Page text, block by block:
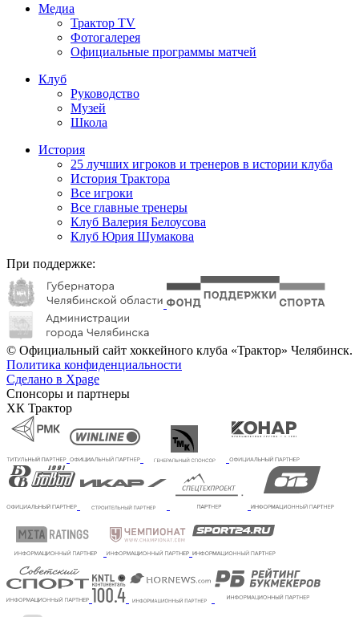
Медиа
Трактор TV
Фотогалерея
Официальные программы матчей
Клуб
Руководство
Музей
Школа
История
25 лучших игроков и тренеров в истории клуба
История Трактора
Все игроки
Все главные тренеры
Клуб Валерия Белоусова
Клуб Юрия Шумакова
При поддержке:
© Официальный сайт хоккейного клуба «Трактор» Челябинск.
Политика конфиденциальности
Сделано в Xpage
Спонсоры и партнеры
ХК Трактор